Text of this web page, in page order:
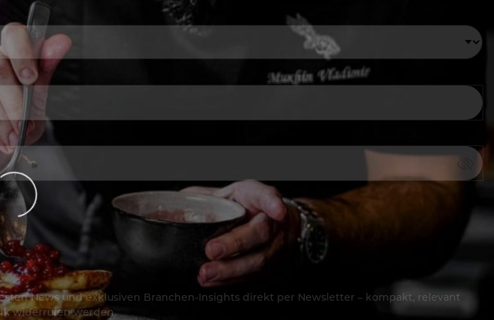
News und exklusiven Branchen-Insights direkt per Newsletter – kompakt, relevant
widerrufen werden.